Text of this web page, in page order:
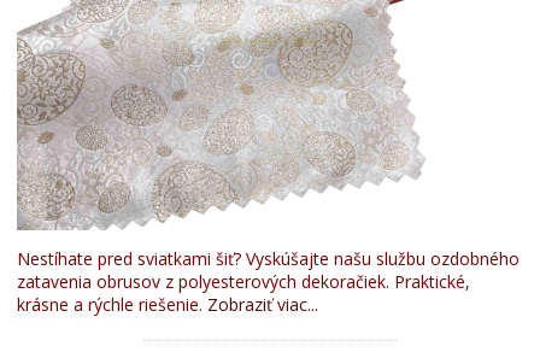
Nestíhate pred sviatkami šiť? Vyskúšajte našu službu ozdobného
zatavenia obrusov z polyesterových dekoračiek. Praktické,
krásne a rýchle riešenie. Zobraziť viac...